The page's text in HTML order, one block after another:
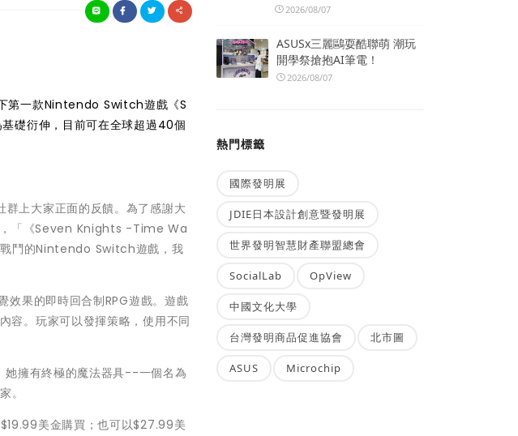
第一款Nintendo Switch遊戲《S
礎衍伸，目前可在全球超過40個
群上大家正面的反饋。為了感謝大
，「《Seven Knights -Time Wa
戰鬥的Nintendo Switch遊戲，我
果的即時回合制RPG遊戲。遊戲
容。玩家可以發揮策略，使用不同
擁有終極的魔法器具--一個名為
。
美金購買；也可以$27.99美
2026/08/07
ASUSx三麗鷗耍酷聯萌 潮玩
開學祭搶抱AI筆電！
2026/08/07
熱門標籤
國際發明展
JDIE日本設計創意暨發明展
世界發明智慧財產聯盟總會
SocialLab OpView
中國文化大學
台灣發明商品促進協會 北市圖
ASUS Microchip